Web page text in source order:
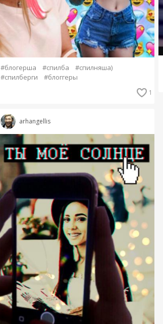
#блогерша #спилба
#спилняша)
#спилберги
#блоггеры
1
arhangellis